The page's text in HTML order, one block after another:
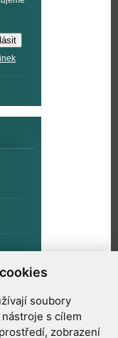
soubory
s cílem
zobrazení